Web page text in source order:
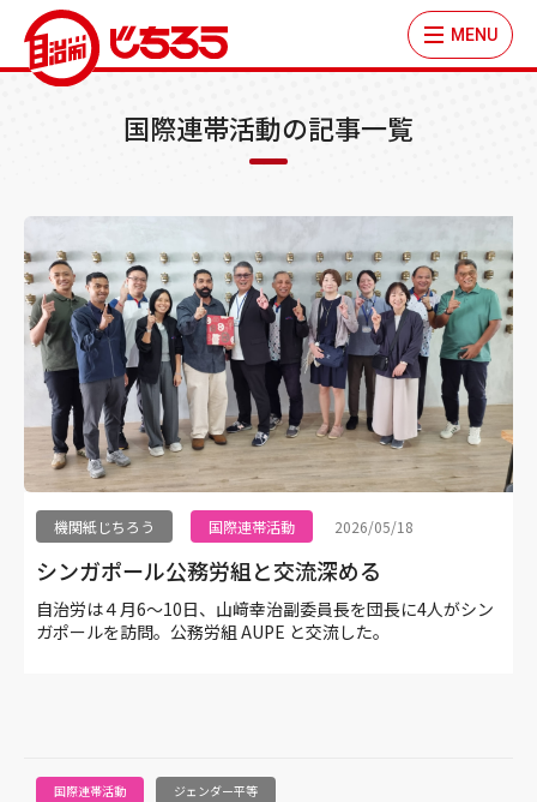
MENU
国際連帯活動の記事一覧
機関紙じちろう 国際連帯活動 2026/05/18
シンガポール公務労組と交流深める
自治労は４月6〜10日、山﨑幸治副委員長を団長に4人がシン
ガポールを訪問。公務労組 AUPE と交流した。
国際連帯活動 ジェンダー平等